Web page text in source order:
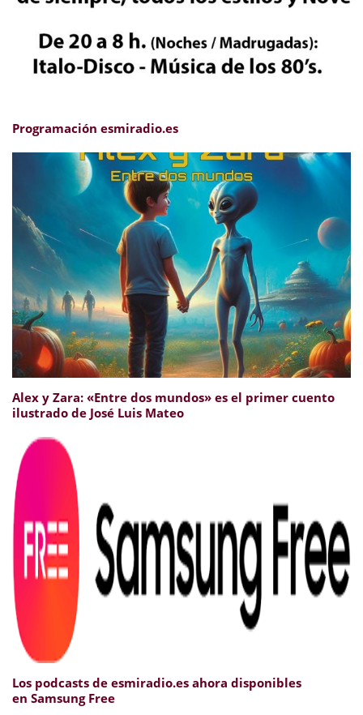
Programación esmiradio.es
Alex y Zara: «Entre dos mundos» es el primer cuento
ilustrado de José Luis Mateo
Los podcasts de esmiradio.es ahora disponibles
en Samsung Free